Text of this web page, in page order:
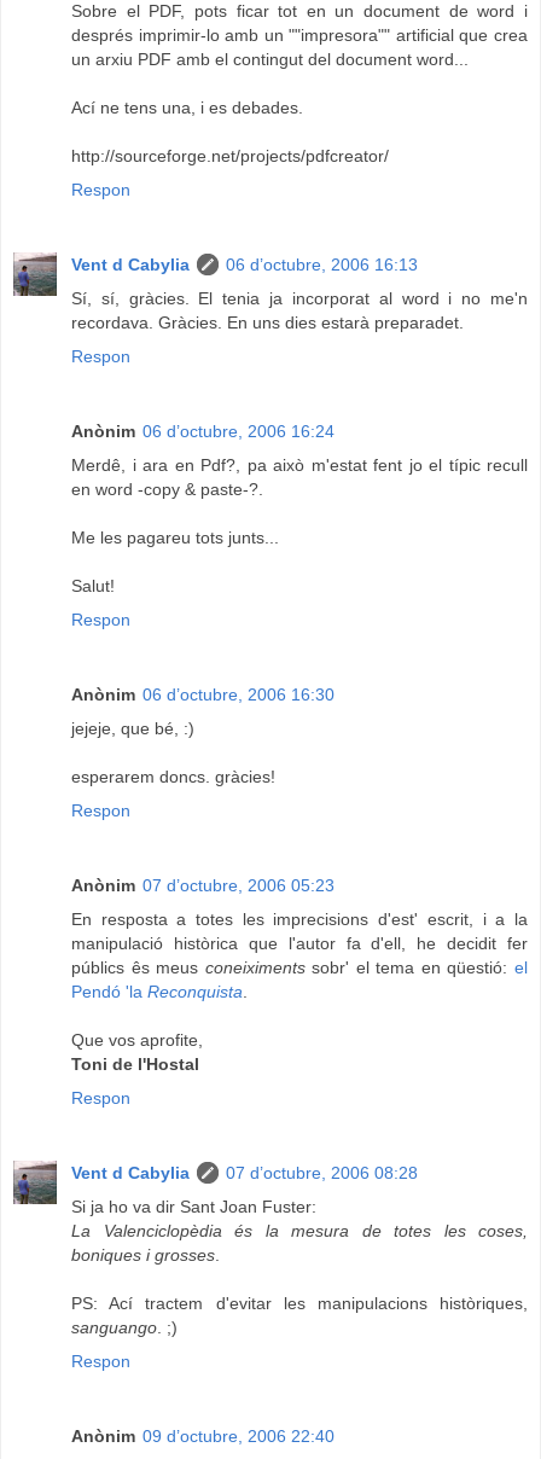
Sobre el PDF, pots ficar tot en un document de word i
després imprimir-lo amb un ""impresora"" artificial que crea
un arxiu PDF amb el contingut del document word...
Ací ne tens una, i es debades.
http://sourceforge.net/projects/pdfcreator/
Respon
Vent d Cabylia
06 d’octubre, 2006 16:13
Sí, sí, gràcies. El tenia ja incorporat al word i no me'n
recordava. Gràcies. En uns dies estarà preparadet.
Respon
Anònim 06 d’octubre, 2006 16:24
Merdê, i ara en Pdf?, pa això m'estat fent jo el típic recull
en word -copy & paste-?.
Me les pagareu tots junts...
Salut!
Respon
Anònim 06 d’octubre, 2006 16:30
jejeje, que bé, :)
esperarem doncs. gràcies!
Respon
Anònim 07 d’octubre, 2006 05:23
En resposta a totes les imprecisions d'est' escrit, i a la
manipulació històrica que l'autor fa d'ell, he decidit fer
públics ês meus coneiximentssobr' el tema en qüestió:el
Pendó 'la Reconquista.
Que vos aprofite,
Toni de l'Hostal
Respon
Vent d Cabylia
07 d’octubre, 2006 08:28
Si ja ho va dir Sant Joan Fuster:
La Valenciclopèdia és la mesura de totes les coses,
boniques i grosses.
PS: Ací tractem d'evitar les manipulacions històriques,
sanguango. ;)
Respon
Anònim 09 d’octubre, 2006 22:40